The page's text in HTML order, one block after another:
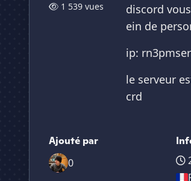
1 539 vues
discord
ein de
ip:
le serveur
crd
Ajouté par
0